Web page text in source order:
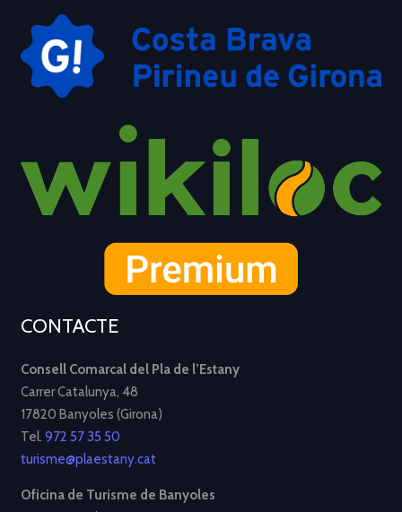
CONTACTE
Consell Comarcal del Pla de l’Estany
Carrer Catalunya, 48
17820 Banyoles (Girona)
Tel. 972 57 35 50
turisme@plaestany.cat
Oficina de Turisme de Banyoles